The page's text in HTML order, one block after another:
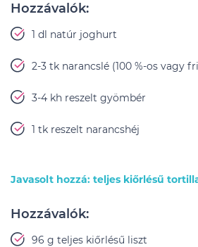
Hozzávalók:
1 dl natúr joghurt
2-3 tk narancslé (100 %-os vagy
3-4 kh reszelt gyömbér
1 tk reszelt narancshéj
Javasolt hozzá: teljes kiőrlésű
Hozzávalók:
96 g teljes kiőrlésű liszt